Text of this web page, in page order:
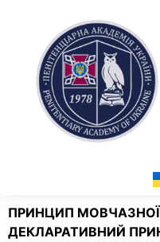
ПРИНЦИП
ДЕКЛАРАТИВНИЙ